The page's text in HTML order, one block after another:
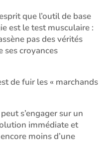
que l’outil de base
est le test musculaire :
pas des vérités
ses croyances
de fuir les « marchands
s’engager sur un
immédiate et
moins d’une